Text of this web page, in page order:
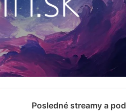
Posledné streamy a